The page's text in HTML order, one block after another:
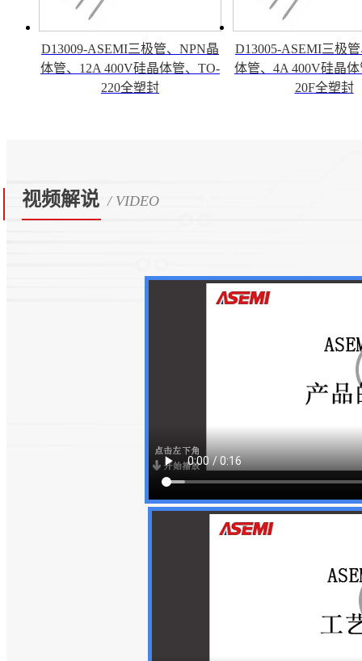
D13009-ASEMI三极管、NPN晶
体管、12A 400V硅晶体管、TO-
220全塑封
D13005-ASEMI三极
体管、4A 400V硅晶
20F全塑封
视频解说 / VIDEO